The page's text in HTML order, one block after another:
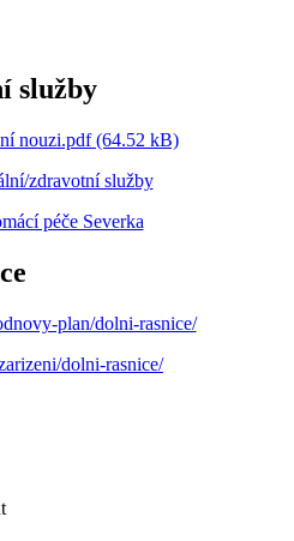
služby
nouzi.pdf (64.52 kB)
zdravotní služby
péče Severka
plan/dolni-rasnice/
dolni-rasnice/